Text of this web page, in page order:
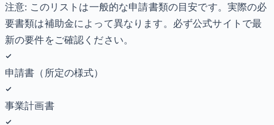
注意: このリストは一般的な申請書類の目安です。実際の必
要書類は補助金によって異なります。必ず公式サイトで最
新の要件をご確認ください。
申請書（所定の様式）
事業計画書